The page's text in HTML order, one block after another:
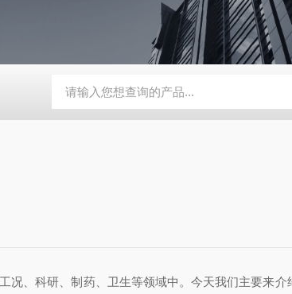
箱，不锈钢干燥箱，烘箱控温范围300℃
、科研、制药、卫生等领域中。今天我们主要来介